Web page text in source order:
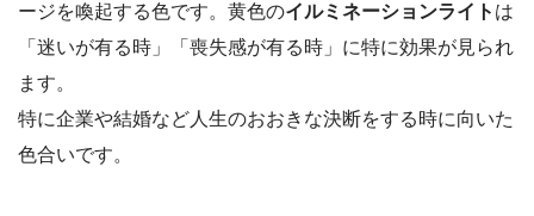
ージを喚起する色です。黄色のイルミネーションライト は
「迷いが有る時」「喪失感が有る時」に特に効果が見られ
ます。
特に企業や結婚など人生のおおきな決断をする時に向いた
色合いです。